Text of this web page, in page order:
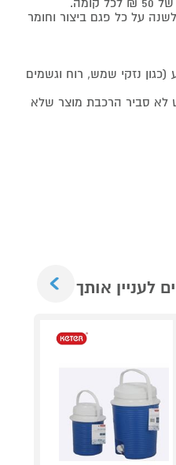
על כל פגם ביצור וחומר
(כגון נזקי שמש, רוח וגשמים
לא סביר הרכבת מוצר שלא
לעניין אותך